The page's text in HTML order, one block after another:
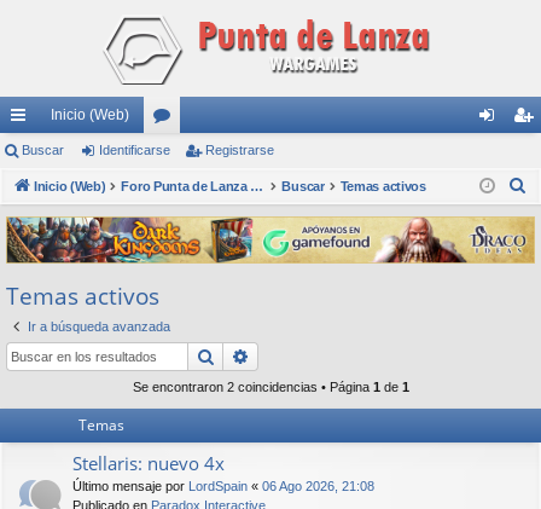
nl
ac
es
rá
pi
do
s
Inicio (Web)
or
os nti
fic
ar
ist
ra
rs
Buscar Identificarse Registrarse
Inicio (Web) Foro Punta de Lanza Wargames Buscar Temas activos
s
c
Temas activos
Ir a búsqueda avanzada
Buscar
Se encontraron 2 coincidencias • Página 1 de 1
Temas
Stellaris: nuevo 4x
Último mensaje por LordSpain « 06 Ago 2026, 21:08
Publicado en Paradox Interactive